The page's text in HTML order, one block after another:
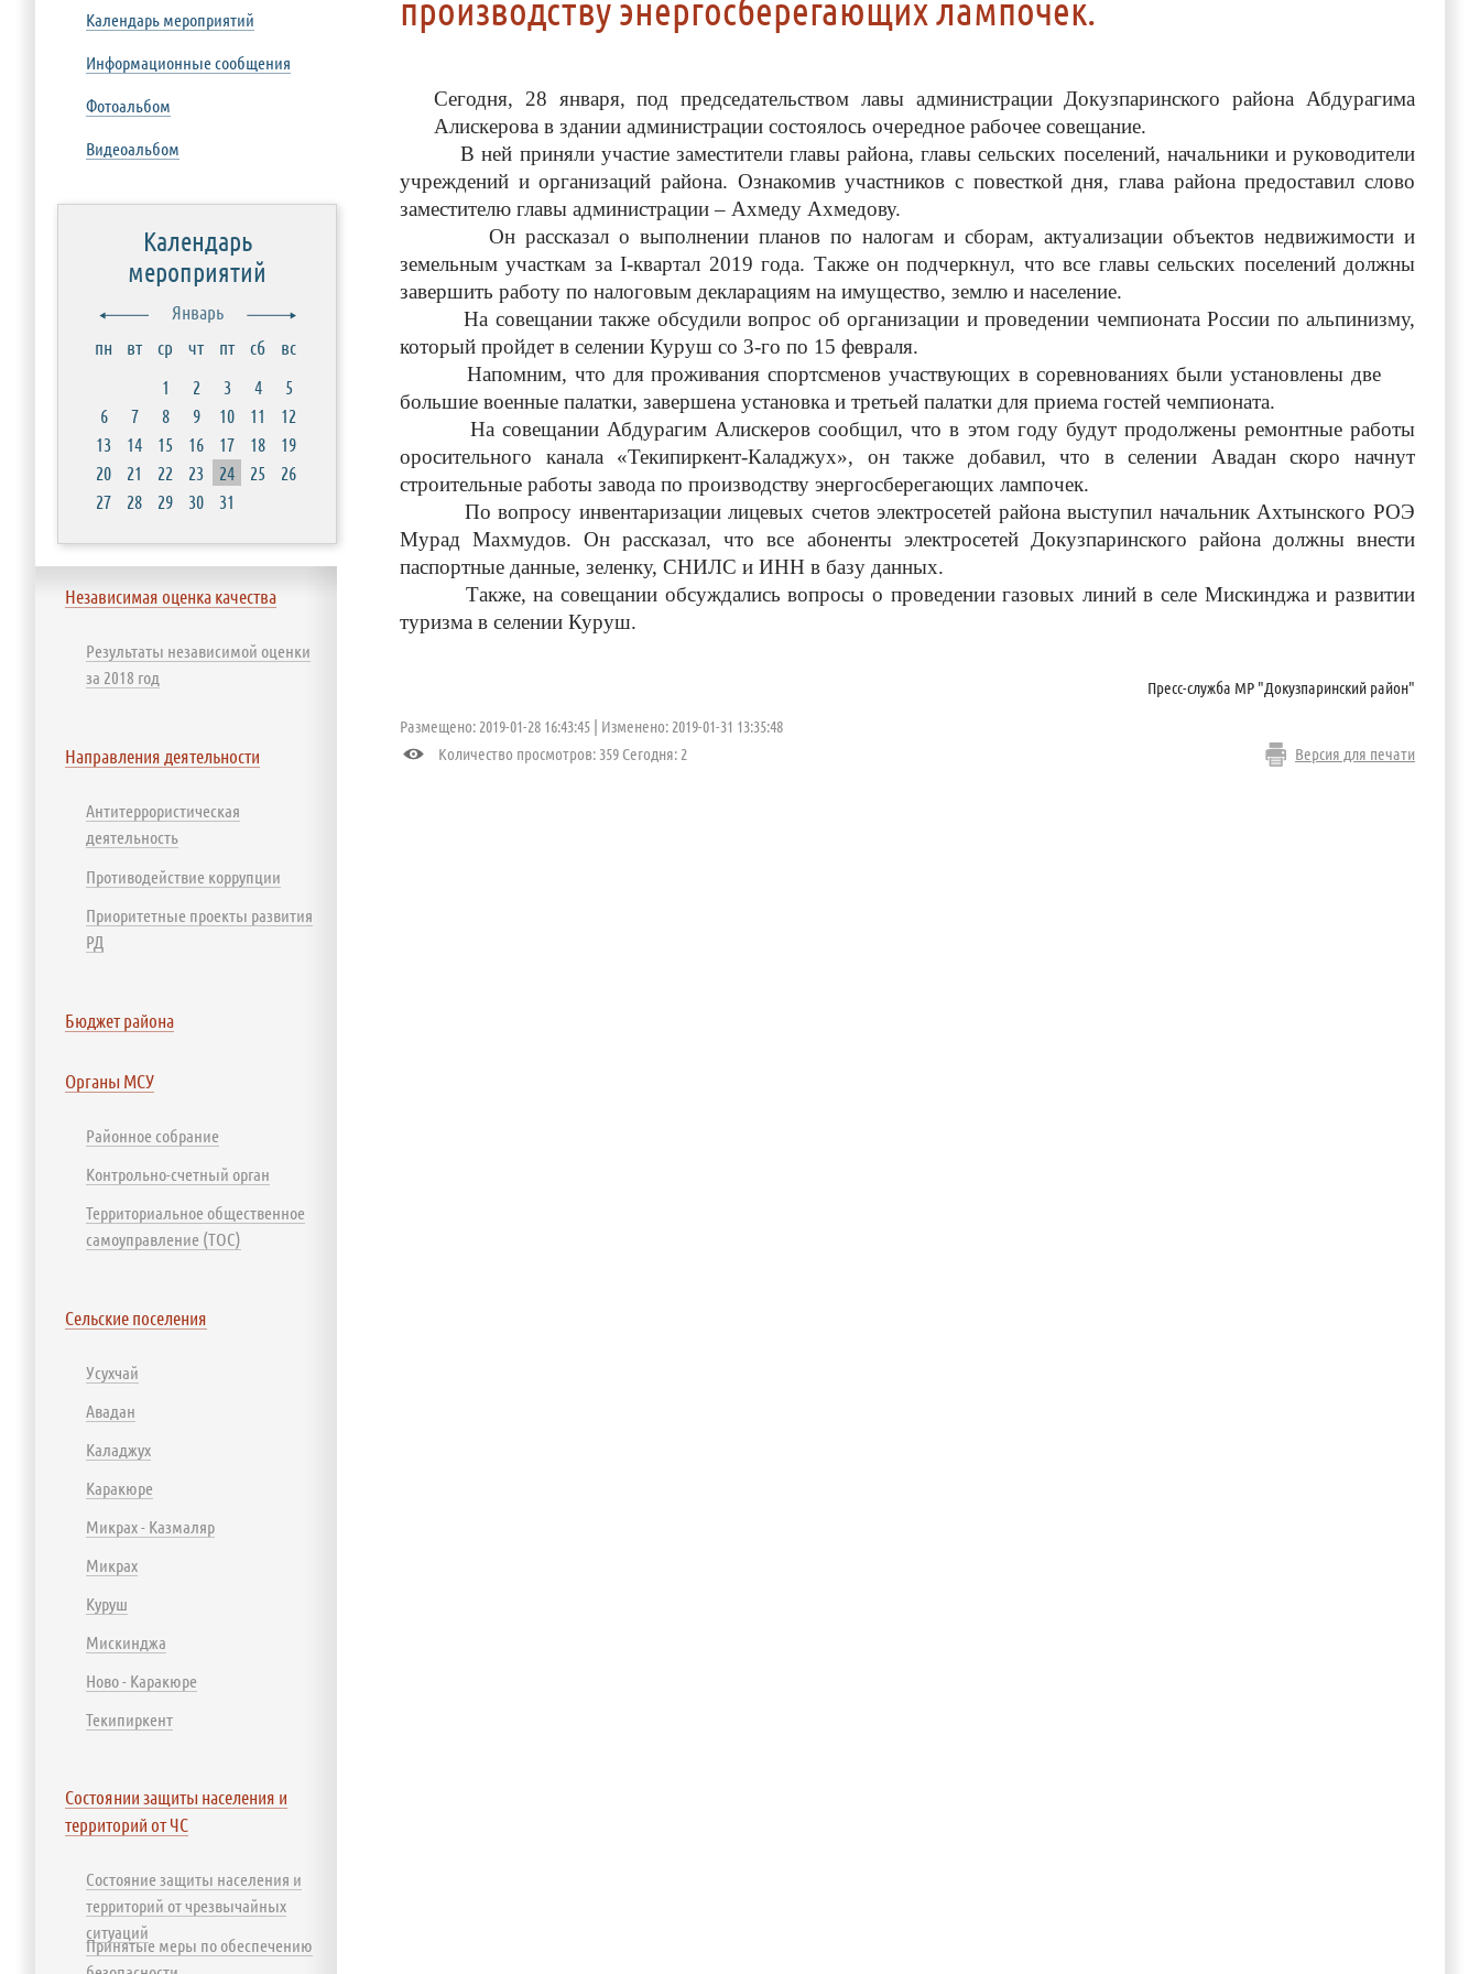
производству энергосберегающих лампочек.
Сегодня, 28 января, под председательством лавы администрации Докузпаринского района Абдурагима
Алискерова в здании администрации состоялось очередное рабочее совещание.
В ней приняли участие заместители главы района, главы сельских поселений, начальники и руководители
учреждений и организаций района. Ознакомив участников с повесткой дня, глава района предоставил слово
заместителю главы администрации – Ахмеду Ахмедову.
Он рассказал о выполнении планов по налогам и сборам, актуализации объектов недвижимости и
земельным участкам за I-квартал 2019 года. Также он подчеркнул, что все главы сельских поселений должны
завершить работу по налоговым декларациям на имущество, землю и население.
На совещании также обсудили вопрос об организации и проведении чемпионата России по альпинизму,
который пройдет в селении Куруш со 3-го по 15 февраля.
Напомним, что для проживания спортсменов участвующих в соревнованиях были установлены две
большие военные палатки, завершена установка и третьей палатки для приема гостей чемпионата.
На совещании Абдурагим Алискеров сообщил, что в этом году будут продолжены ремонтные работы
оросительного канала «Текипиркент-Каладжух», он также добавил, что в селении Авадан скоро начнут
строительные работы завода по производству энергосберегающих лампочек.
По вопросу инвентаризации лицевых счетов электросетей района выступил начальник Ахтынского РОЭ
Мурад Махмудов. Он рассказал, что все абоненты электросетей Докузпаринского района должны внести
паспортные данные, зеленку, СНИЛС и ИНН в базу данных.
Также, на совещании обсуждались вопросы о проведении газовых линий в селе Мискинджа и развитии
туризма в селении Куруш.
Пресс-служба МР "Докузпаринский район"
Размещено: 2019-01-28 16:43:45
Изменено: 2019-01-31 13:35:48
Количество просмотров: 359 Cегодня: 2
Версия для печати
Календарь мероприятий
Информационные сообщения
Фотоальбом
Видеоальбом
Календарь
мероприятий
Январь
пн
вт ср чт пт сб
вс
1
2 3 4
5
6
7 8 9 10 11
12
13
14 15 16 17 18
19
20
21 22 23 24 25
26
27
28 29 30 31
Независимая оценка качества
Результаты независимой оценки
за 2018 год
Направления деятельности
Антитеррористическая
деятельность
Противодействие коррупции
Приоритетные проекты развития
РД
Бюджет района
Органы МСУ
Районное собрание
Контрольно-счетный орган
Территориальное общественное
самоуправление (ТОС)
Сельские поселения
Усухчай
Авадан
Каладжух
Каракюре
Микрах - Казмаляр
Микрах
Куруш
Мискинджа
Ново - Каракюре
Текипиркент
Состоянии защиты населения и
территорий от ЧС
Состояние защиты населения и
территорий от чрезвычайных
ситуаций
Принятые меры по обеспечению